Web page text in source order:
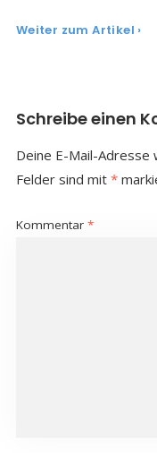
Weiter zum Artikel ›
Schreibe einen
Deine E-Mail-
Felder sind mit *
Kommentar *